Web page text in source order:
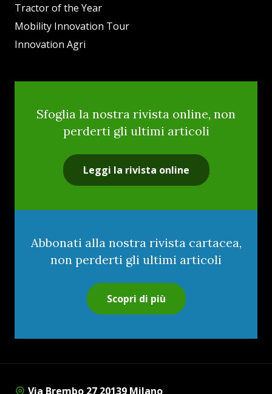
Tractor of the Year
Mobility Innovation Tour
Innovation Agri
Sfoglia la nostra rivista online, non
perderti gli ultimi articoli
Leggi la rivista online
Abbonati alla nostra rivista cartacea,
non perderti gli ultimi articoli
Scopri di più
Via Brembo 27 20139 Milano